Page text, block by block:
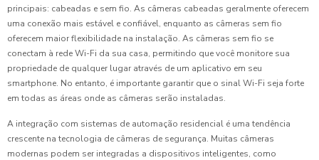
principais: cabeadas e sem fio. As câmeras cabeadas geralmente oferecem
uma conexão mais estável e confiável, enquanto as câmeras sem fio
oferecem maior flexibilidade na instalação. As câmeras sem fio se
conectam à rede Wi-Fi da sua casa, permitindo que você monitore sua
propriedade de qualquer lugar através de um aplicativo em seu
smartphone. No entanto, é importante garantir que o sinal Wi-Fi seja forte
em todas as áreas onde as câmeras serão instaladas.
A integração com sistemas de automação residencial é uma tendência
crescente na tecnologia de câmeras de segurança. Muitas câmeras
modernas podem ser integradas a dispositivos inteligentes, como